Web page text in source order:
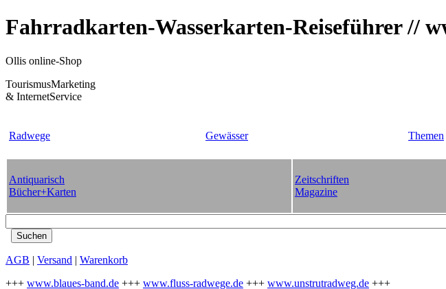
Fahrradkarten-Wasserkarten-Reiseführer //
Ollis online-Shop
TourismusMarketing
& InternetService
Radwege Gewässer Themen
Antiquarisch
Bücher+Karten
Zeitschriften
Magazine
AGB | Versand | Warenkorb
+++ www.blaues-band.de +++ www.fluss-radwege.de +++ www.unstrutradweg.de +++